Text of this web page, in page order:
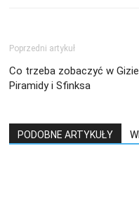
Poprzedni artykuł
Co trzeba zobaczyć w
Piramidy i Sfinksa
PODOBNE ARTYKUŁY